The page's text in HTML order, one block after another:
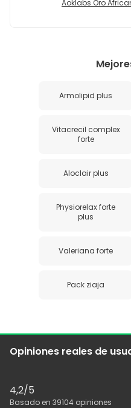
Aoklabs Oro
Armolipid plus
Vitacrecil complex
forte
Aloclair plus
Physiorelax forte
plus
Valeriana forte
Pack ziaja
Opiniones reales de
4,2/5
Basado en 39104 opiniones